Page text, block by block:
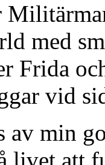
med
Frida
vid
av min